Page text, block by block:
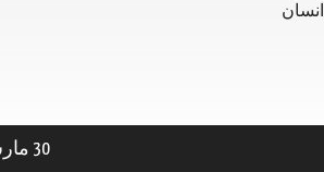
انسان
30 مارس 2014 في 6:24 ص